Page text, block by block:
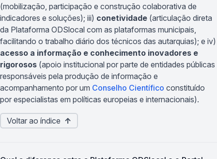
(mobilização, participação e construção colaborativa de
indicadores e soluções); iii) conetividade (articulação direta
da Plataforma ODSlocal com as plataformas municipais,
facilitando o trabalho diário dos técnicos das autarquias); e iv)
acesso a informação e conhecimento inovadores e
rigorosos (apoio institucional por parte de entidades públicas
responsáveis pela produção de informação e
acompanhamento por um Conselho Científico constituído
por especialistas em políticas europeias e internacionais).
Voltar ao índice ↑